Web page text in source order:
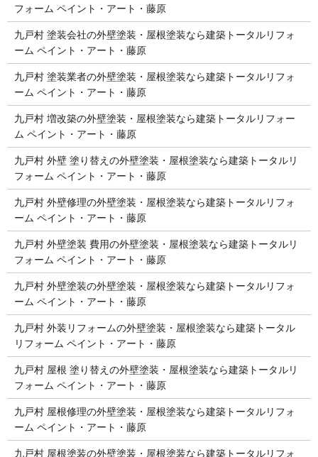
フォーム ペイント・アート・藤原
九戸村 塗装会社の外壁塗装・屋根塗装なら建築トータルリフォ
ーム ペイント・アート・藤原
九戸村 塗装業者の外壁塗装・屋根塗装なら建築トータルリフォ
ーム ペイント・アート・藤原
九戸村 増改築の外壁塗装・屋根塗装なら建築トータルリフォー
ム ペイント・アート・藤原
九戸村 外壁 塗り替えの外壁塗装・屋根塗装なら建築トータルリ
フォーム ペイント・アート・藤原
九戸村 外壁修理の外壁塗装・屋根塗装なら建築トータルリフォ
ーム ペイント・アート・藤原
九戸村 外壁塗装 費用の外壁塗装・屋根塗装なら建築トータルリ
フォーム ペイント・アート・藤原
九戸村 外壁塗装の外壁塗装・屋根塗装なら建築トータルリフォ
ーム ペイント・アート・藤原
九戸村 外装リフォームの外壁塗装・屋根塗装なら建築トータル
リフォーム ペイント・アート・藤原
九戸村 屋根 塗り替えの外壁塗装・屋根塗装なら建築トータルリ
フォーム ペイント・アート・藤原
九戸村 屋根修理の外壁塗装・屋根塗装なら建築トータルリフォ
ーム ペイント・アート・藤原
九戸村 屋根塗装の外壁塗装・屋根塗装なら建築トータルリフォ